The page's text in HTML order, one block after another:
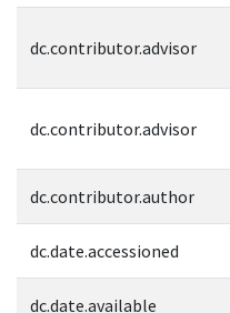
dc.contributor.advisor
dc.contributor.advisor
dc.contributor.author
dc.date.accessioned
dc.date.available